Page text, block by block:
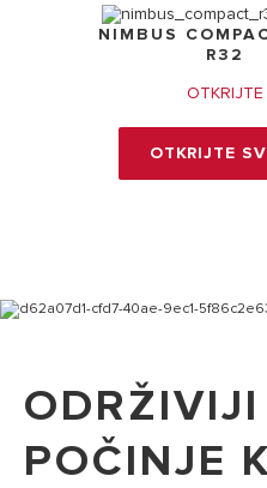
NIMBUS
R32
OTKRIJTE
OTKRIJTE
POČINJE